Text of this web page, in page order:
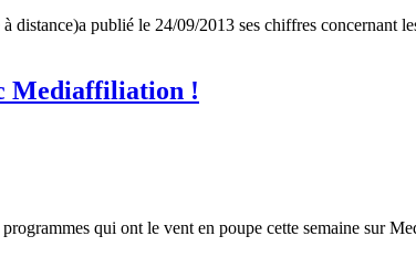
publié le 24/09/2013 ses chiffres concernant
Mediaffiliation !
qui ont le vent en poupe cette semaine sur